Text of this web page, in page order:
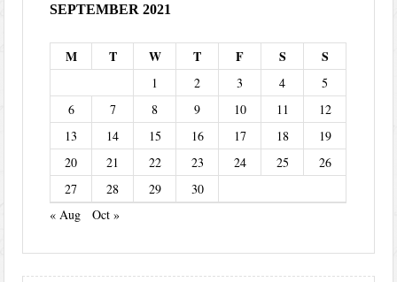
SEPTEMBER 2021
M T W T F S S
1 2 3 4
5
6
7 8 9 10 11
12
13
14 15 16 17 18
19
20
21 22 23 24 25
26
27
28 29
30
« Aug
Oct »